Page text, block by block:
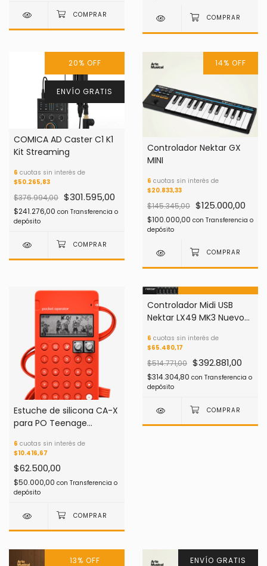
20% OFF
ENVÍO GRATIS
COMICA AD Caster C1 K1
Kit Streaming
6 cuotas sin interés de
$50.265,83
$376.994,00 $301.595,00
$241.276,00 con Transferencia o
depósito
14% OFF
Controlador Nektar GX
MINI
6 cuotas sin interés de
$20.833,33
$145.345,00 $125.000,00
$100.000,00 con Transferencia o
depósito
Estuche de silicona CA-X
para PO Teenage
6 cuotas sin interés de
$10.416,67
$62.500,00
$50.000,00 con Transferencia o
depósito
24%OFF
Controlador Midi USB
Nektar LX49 MK3 Nuevo
6 cuotas sin interés de
$65.480,17
$514.771,00 $392.881,00
$314.304,80 con Transferencia o
depósito
13% OFF ENVÍO GRATIS